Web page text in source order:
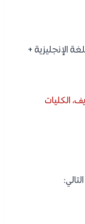
الإنجليزية +
الكليات